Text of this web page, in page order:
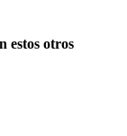
estos otros